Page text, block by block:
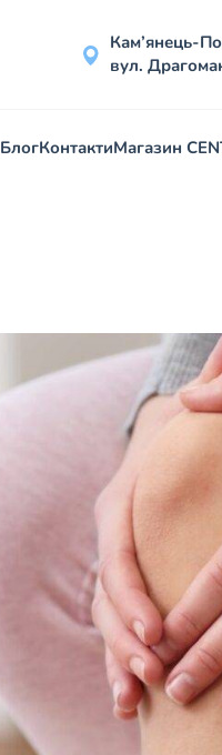
Кам’янець-
вул.
БлогКонтактиМагазин